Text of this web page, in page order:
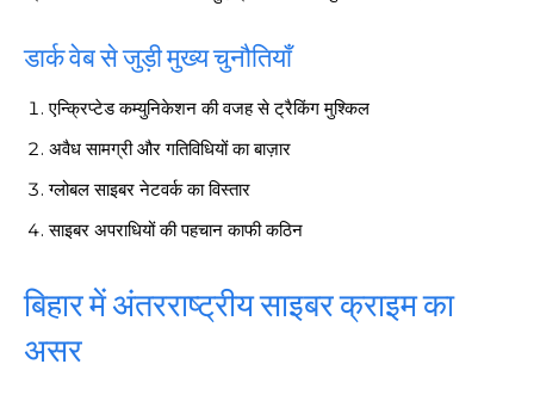
डार्क वेब से जुड़ी मुख्य चुनौतियाँ
एन्क्रिप्टेड कम्युनिकेशन की वजह से ट्रैकिंग मुश्किल
अवैध सामग्री और गतिविधियों का बाज़ार
ग्लोबल साइबर नेटवर्क का विस्तार
साइबर अपराधियों की पहचान काफी कठिन
बिहार में अंतरराष्ट्रीय साइबर क्राइम का
असर